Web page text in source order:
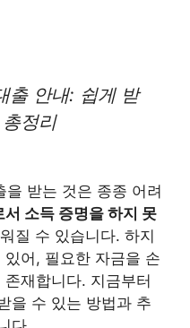
출 안내: 쉽게 받
정리
받는 것은 종종 어려
서 소득 증명을 하지 못
질 수 있습니다. 하지
어, 필요한 자금을 손
재합니다. 지금부터
을 수 있는 방법과 추